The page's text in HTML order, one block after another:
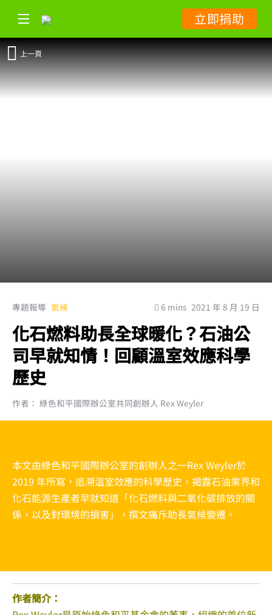
立即捐助
上一頁
專題報導 氣候 6 mins 2021 年 8 月 19 日
化石燃料助長全球暖化？石油公
司早就知情！回顧溫室效應科學
歷史
作者： 綠色和平國際辦公室共同創辦人 Rex Weyler
本文由綠色和平國際辦公室的創辦人之一Rex Weyler於
2019 年所寫，追溯溫室效應的科學歷史，揭露石油業界和
化石能源生產者早就知道「化石燃料與二氧化碳排放的關
係，以及對環境的損害」，撰文痛斥助長氣候變遷。
作者簡介：